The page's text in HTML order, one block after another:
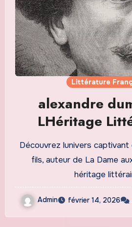
Littérature
alexandre
LHéritage
Dramatique
Découvrez lunivers captivant
fils, auteur de La Dame
héritage
Admin février 14, 2026